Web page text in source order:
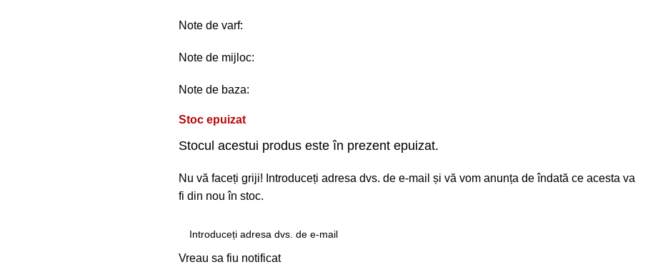
Note de varf:
Note de mijloc:
Note de baza:
Stoc epuizat
Stocul acestui produs este în prezent epuizat.
Nu vă faceți griji! Introduceți adresa dvs. de e-mail și vă vom anunța de îndată ce acesta va
fi din nou în stoc.
Vreau sa fiu notificat